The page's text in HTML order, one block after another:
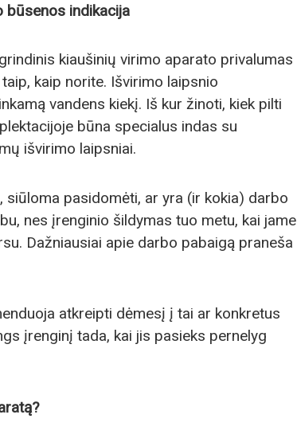
būsenos indikacija
kiaušinių virimo aparato privalumas
kaip norite. Išvirimo laipsnio
vandens kiekį. Iš kur žinoti, kiek pilti
būna specialus indas su
išvirimo laipsniai.
siūloma pasidomėti, ar yra (ir kokia) darbo
nes įrenginio šildymas tuo metu, kai jame
Dažniausiai apie darbo pabaigą praneša
atkreipti dėmesį į tai ar konkretus
įrenginį tada, kai jis pasieks pernelyg